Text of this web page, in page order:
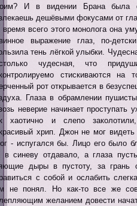
И в видении Брана была
дешёвыми фокусами от
всего этого монолога она
выражение глаз, по-
тень лёгкой улыбки.
чудесная, что
стискиваются
рот открывается в
Глаза в обрамлении
неверие начинает
хаотично и слепо
хрип. Джон не мог
- испугался бы. Лицо его было
в синеву отдавало, а глаза
дыры в пустоту, за грань
с собой и ослабить
не понял. Но как-то все же
желанием довести